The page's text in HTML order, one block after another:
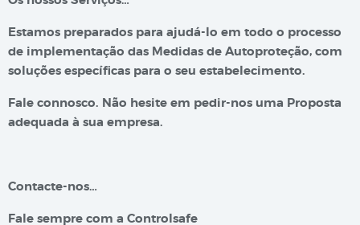
Estamos preparados para ajudá-lo em todo o processo
de implementação das Medidas de Autoproteção, com
soluções específicas para o seu estabelecimento.
Fale connosco. Não hesite em pedir-nos uma Proposta
adequada à sua empresa.
Contacte-nos…
Fale sempre com a Controlsafe